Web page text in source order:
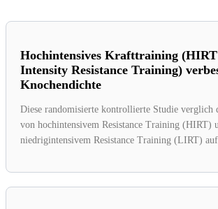
Hochintensives Krafttraining
Intensity Resistance Training)
Knochendichte
Diese randomisierte kontrollierte Studie verglich
von hochintensivem Resistance Training (HIRT)
niedrigintensivem Resistance Training (LIRT)